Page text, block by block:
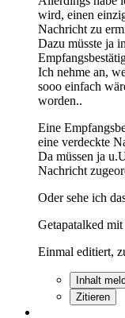
wird, einen
Nachricht zu
Dazu müsste ja
Ich nehme an,
sooo einfach
worden..
Eine
eine verdeckte
Da müssen ja
Nachricht
Oder sehe ich
Getapatalked mit
Einmal editiert,
Inhalt
Zitieren